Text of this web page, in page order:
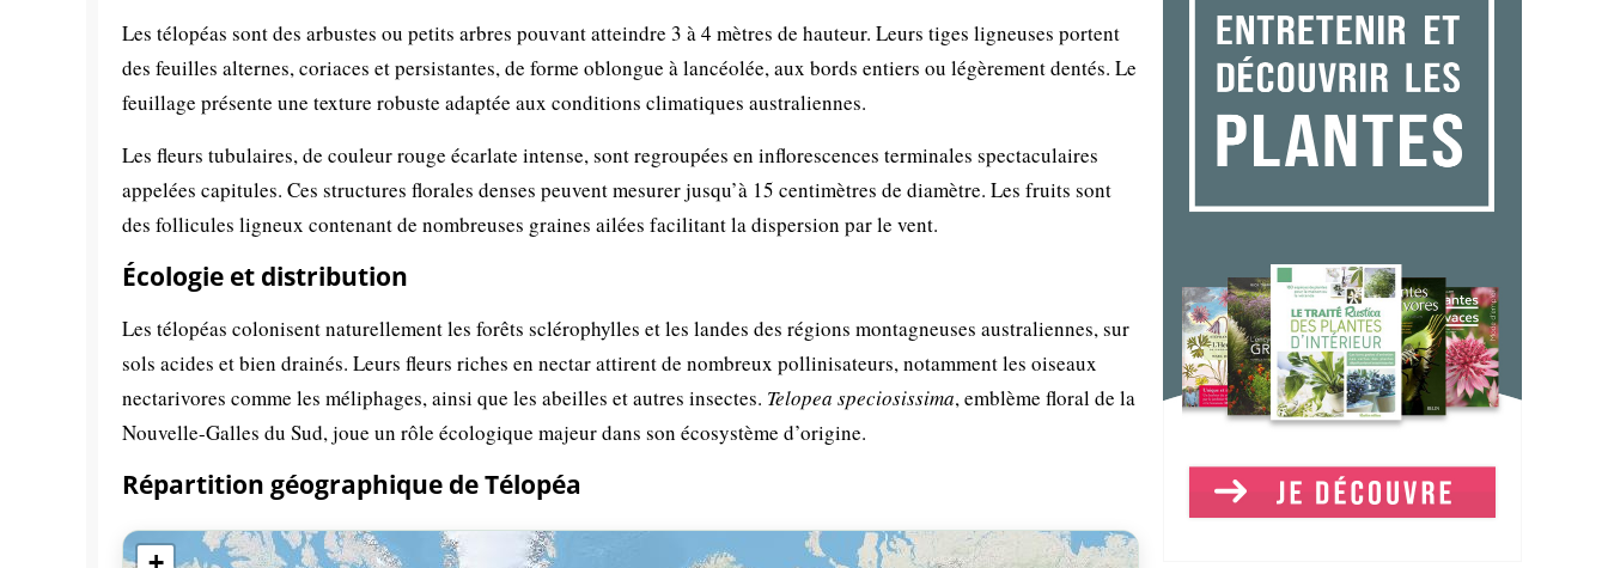
Les télopéas sont des arbustes ou petits arbres pouvant atteindre 3 à 4 mètres de hauteur. Leurs tiges ligneuses portent
des feuilles alternes, coriaces et persistantes, de forme oblongue à lancéolée, aux bords entiers ou légèrement dentés. Le
feuillage présente une texture robuste adaptée aux conditions climatiques australiennes.
Les fleurs tubulaires, de couleur rouge écarlate intense, sont regroupées en inflorescences terminales spectaculaires
appelées capitules. Ces structures florales denses peuvent mesurer jusqu’à 15 centimètres de diamètre. Les fruits sont
des follicules ligneux contenant de nombreuses graines ailées facilitant la dispersion par le vent.
Écologie et distribution
Les télopéas colonisent naturellement les forêts sclérophylles et les landes des régions montagneuses australiennes, sur
sols acides et bien drainés. Leurs fleurs riches en nectar attirent de nombreux pollinisateurs, notamment les oiseaux
nectarivores comme les méliphages, ainsi que les abeilles et autres insectes. Telopea speciosissima, emblème floral de la
Nouvelle-Galles du Sud, joue un rôle écologique majeur dans son écosystème d’origine.
Répartition géographique de Télopéa